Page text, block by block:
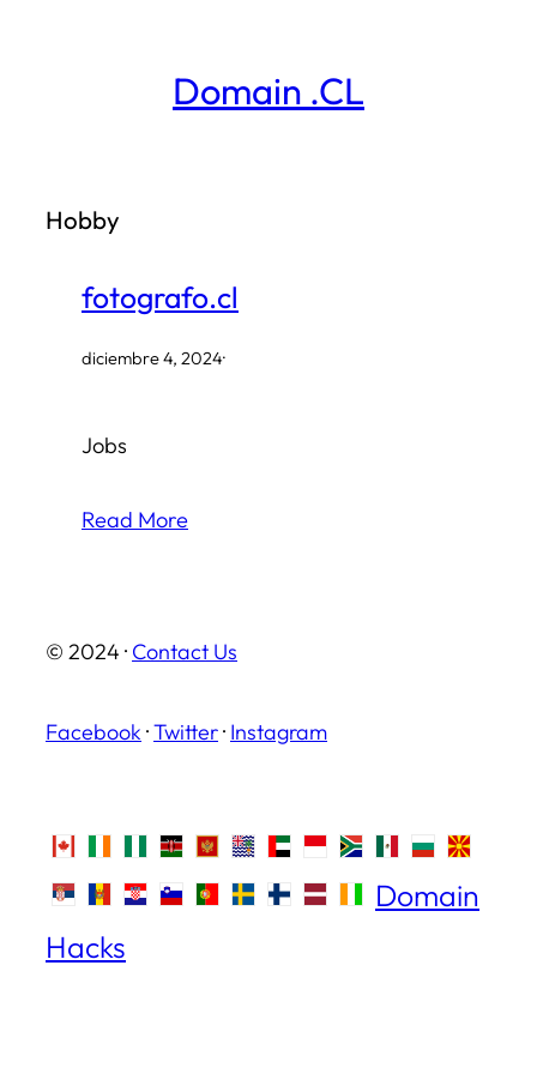
Domain .CL
Hobby
fotografo.cl
diciembre 4, 2024·
Jobs
Read More
© 2024 · Contact Us
Facebook ·Twitter· Instagram
Domain
Hacks